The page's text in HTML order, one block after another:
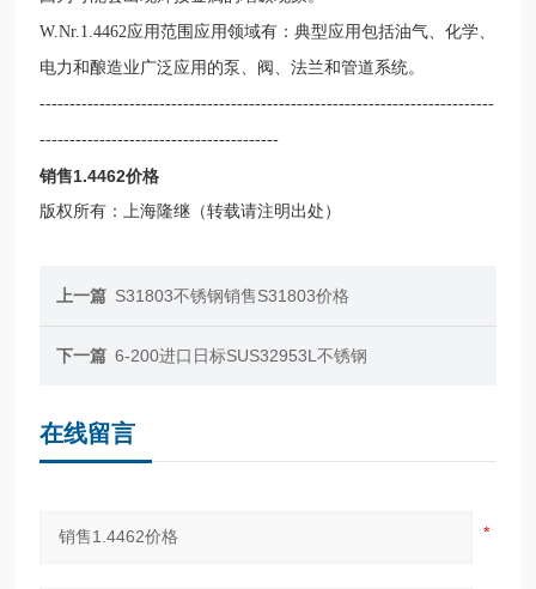
W.Nr.1.4462应用范围应用领域有：典型应用包括油气、化学、
电力和酿造业广泛应用的泵、阀、法兰和管道系统。
----------------------------------------------------------------------------
----------------------------------------
销售1.4462价格
版权所有：上海隆继（转载请注明出处）
上一篇 S31803不锈钢销售S31803价格
下一篇 6-200进口日标SUS32953L不锈钢
在线留言